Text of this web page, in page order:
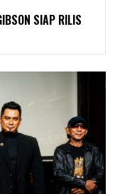
SIAP RILIS